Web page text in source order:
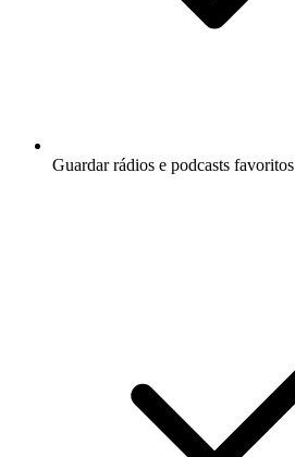
Guardar rádios e podcasts favoritos